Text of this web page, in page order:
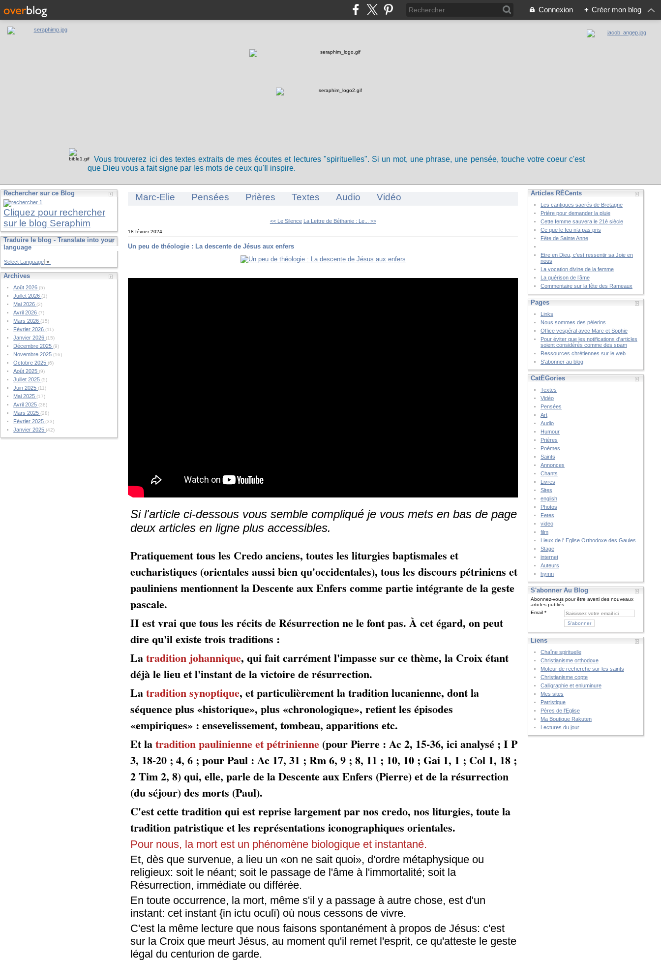
Connexion + Créer mon blog
Vous trouverez ici des textes extraits de mes écoutes et lectures "spirituelles". Si un mot, une phrase, une pensée, touche votre coeur c'est
que Dieu vous a fait signe par les mots de ceux qu'Il inspire.
Rechercher sur ce Blog
Cliquez pour rechercher
sur le blog Seraphim
Traduire le blog - Translate into your
language
Select Language ▼
Archives
Août 2026(5)
Juillet 2026(1)
Mai 2026(2)
Avril 2026(7)
Mars 2026(15)
Février 2026(11)
Janvier 2026(15)
Décembre 2025(9)
Novembre 2025(16)
Octobre 2025(6)
Août 2025(9)
Juillet 2025(5)
Juin 2025(11)
Mai 2025(17)
Avril 2025(38)
Mars 2025(28)
Février 2025(33)
Janvier 2025(42)
Marc-Elie Pensées Prières Textes Audio Vidéo
<< Le Silence La Lettre de Béthanie : Le... >>
18 février 2024
Un peu de théologie : La descente de Jésus aux enfers
Si l'article ci-dessous vous semble compliqué je vous mets en bas de page
deux articles en ligne plus accessibles.
Pratiquement tous les Credo anciens, toutes les liturgies baptismales et
eucharistiques (orientales aussi bien qu'occidentales), tous les discours pétriniens et
pauliniens mentionnent la Descente aux Enfers comme partie intégrante de la geste
pascale.
II est vrai que tous les récits de Résurrection ne le font pas. À cet égard, on peut
dire qu'il existe trois traditions :
Latradition johannique, qui fait carrément l'impasse sur ce thème, la Croix étant
déjà le lieu et l'instant de la victoire de résurrection.
Latradition synoptique, et particulièrement la tradition lucanienne, dont la
séquence plus «historique», plus «chronologique», retient les épisodes
«empiriques» : ensevelissement, tombeau, apparitions etc.
Et latradition paulinienne et pétrinienne (pour Pierre : Ac 2, 15-36, ici analysé ; I P
3, 18-20 ; 4, 6 ; pour Paul : Ac 17, 31 ; Rm 6, 9 ; 8, 11 ; 10, 10 ; Gai 1, 1 ; Col 1, 18 ;
2 Tim 2, 8) qui, elle, parle de la Descente aux Enfers (Pierre) et de la résurrection
(du séjour) des morts (Paul).
C'est cette tradition qui est reprise largement par nos credo, nos liturgies, toute la
tradition patristique et les représentations iconographiques orientales.
Pour nous, la mort est un phénomène biologique et instantané.
Et, dès que survenue, a lieu un «on ne sait quoi», d'ordre métaphysique ou
religieux: soit le néant; soit le passage de l'âme à l'immortalité; soit la
Résurrection, immédiate ou différée.
En toute occurrence, la mort, même s'il y a passage à autre chose, est d'un
instant: cet instant {in ictu oculï) où nous cessons de vivre.
C'est la même lecture que nous faisons spontanément à propos de Jésus: c'est
sur la Croix que meurt Jésus, au moment qu'il remet l'esprit, ce qu'atteste le geste
légal du centurion de garde.
Articles RÉCents
Les cantiques sacrés de Bretagne
Prière pour demander la pluie
Cette femme sauvera le 21è siècle
Ce que le feu n’a pas pris
Fête de Sainte Anne
Etre en Dieu, c'est ressentir sa Joie en
nous
La vocation divine de la femme
La guérison de l’âme
Commentaire sur la fête des Rameaux
Pages
Links
Nous sommes des pélerins
Office vespéral avec Marc et Sophie
Pour éviter que les notifications d'articles
soient considérés comme des spam
Ressources chrétiennes sur le web
S'abonner au blog
CatÉGories
Textes
Vidéo
Pensées
Art
Audio
Humour
Prières
Poèmes
Saints
Annonces
Chants
Livres
Sites
english
Photos
Fetes
video
film
Lieux de l' Eglise Orthodoxe des Gaules
Stage
internet
Auteurs
hymn
S'abonner Au Blog
Abonnez-vous pour être averti des nouveaux
articles publiés.
Email
Liens
Chaîne spirituelle
Christianisme orthodoxe
Moteur de recherche sur les saints
Christianisme copte
Calligraphie et enluminure
Mes sites
Patristique
Pères de l'Eglise
Ma Boutique Rakuten
Lectures du jour